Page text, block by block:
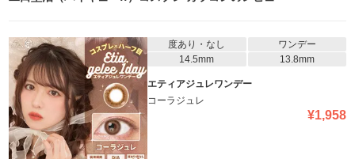
度あり・なし
ワンデー
14.5mm
13.8mm
エティアジュレワンデー
コーラジュレ
¥1,958